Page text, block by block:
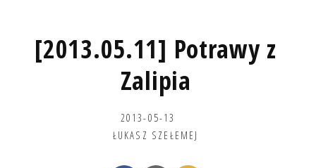
[2013.05.11] Potrawy z
Zalipia
2013-05-13
ŁUKASZ SZEŁEMEJ